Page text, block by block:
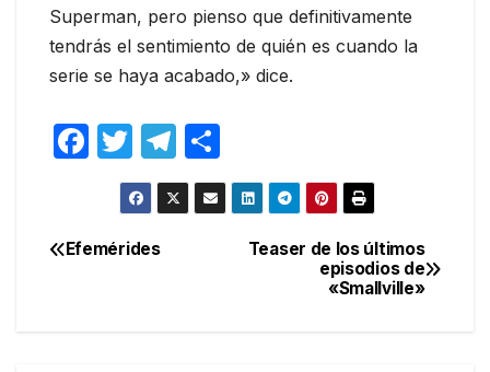
Superman, pero pienso que definitivamente
tendrás el sentimiento de quién es cuando la
serie se haya acabado,» dice.
F
e
T
w
itt
er
T
el
e
o
m
Navegación
Teaser de los últimos
episodios de
«Smallville»
Efemérides